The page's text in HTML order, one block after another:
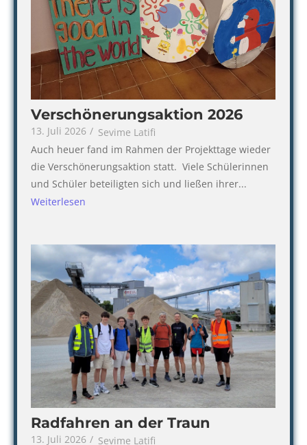
Verschönerungsaktion 2026
13. Juli 2026 / Sevime Latifi
Auch heuer fand im Rahmen der Projekttage wieder
die Verschönerungsaktion statt. Viele Schülerinnen
und Schüler beteiligten sich und ließen ihrer...
Weiterlesen
Radfahren an der Traun
13. Juli 2026 / Sevime Latifi